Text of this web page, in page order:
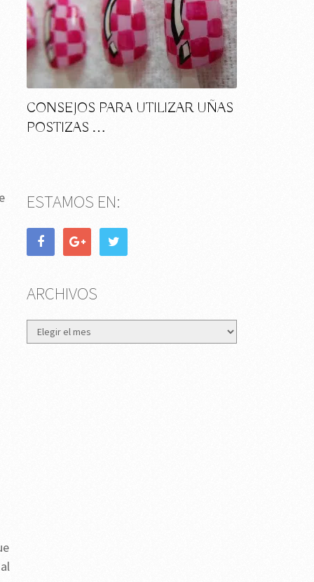
CONSEJOS PARA UTILIZAR UÑAS
POSTIZAS …
ESTAMOS EN:
ARCHIVOS
Archivos